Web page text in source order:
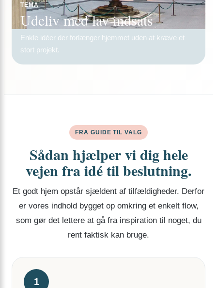
TEMA
Udeliv med lav indsats
Enkle idéer der forlænger hjemmet uden at kræve et
stort projekt.
FRA GUIDE TIL VALG
Sådan hjælper vi dig hele
vejen fra idé til beslutning.
Et godt hjem opstår sjældent af tilfældigheder. Derfor
er vores indhold bygget op omkring et enkelt flow,
som gør det lettere at gå fra inspiration til noget, du
rent faktisk kan bruge.
1